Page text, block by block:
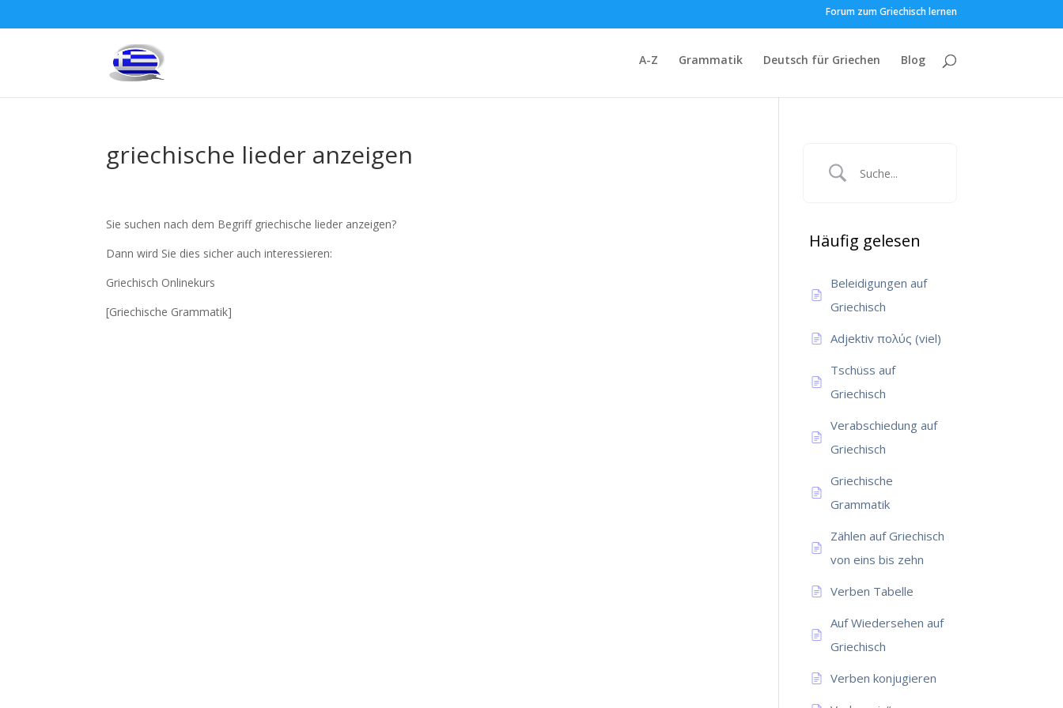
Forum zum Griechisch lernen
A-Z Grammatik Deutsch für Griechen Blog
griechische lieder anzeigen
Sie suchen nach dem Begriff griechische lieder anzeigen?
Dann wird Sie dies sicher auch interessieren:
Griechisch Onlinekurs
[Griechische Grammatik]
Häufig gelesen
Beleidigungen auf
Griechisch
Adjektiv πολύς (viel)
Tschüss auf
Griechisch
Verabschiedung auf
Griechisch
Griechische
Grammatik
Zählen auf Griechisch
von eins bis zehn
Verben Tabelle
Auf Wiedersehen auf
Griechisch
Verben konjugieren